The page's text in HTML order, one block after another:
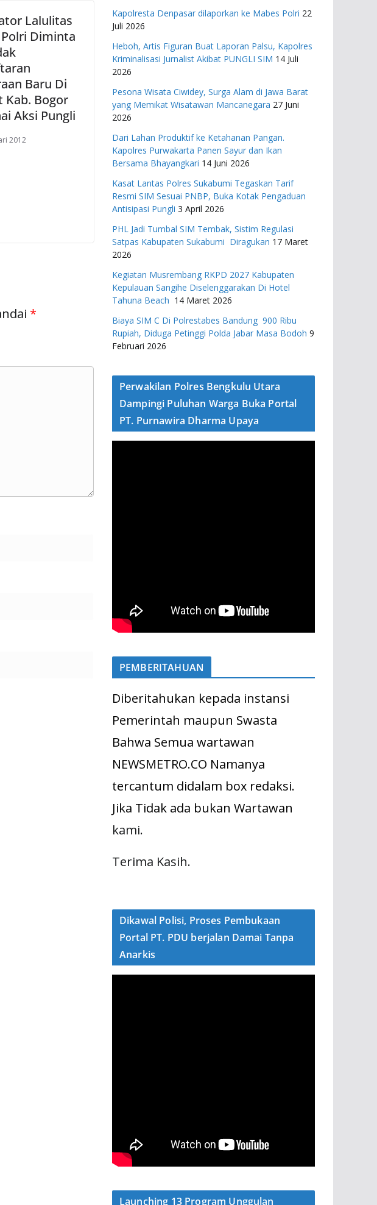
Lalulitas
Diminta
Baru Di
Kab. Bogor
Aksi Pungli
2012
*
Kapolresta Denpasar dilaporkan ke Mabes Polri 22
Juli 2026
Heboh, Artis Figuran Buat Laporan Palsu, Kapolres
Kriminalisasi Jurnalist Akibat PUNGLI SIM 14 Juli
2026
Pesona Wisata Ciwidey, Surga Alam di Jawa Barat
yang Memikat Wisatawan Mancanegara 27 Juni
2026
Dari Lahan Produktif ke Ketahanan Pangan.
Kapolres Purwakarta Panen Sayur dan Ikan
Bersama Bhayangkari 14 Juni 2026
Kasat Lantas Polres Sukabumi Tegaskan Tarif
Resmi SIM Sesuai PNBP, Buka Kotak Pengaduan
Antisipasi Pungli 3 April 2026
PHL Jadi Tumbal SIM Tembak, Sistim Regulasi
Satpas Kabupaten Sukabumi Diragukan 17 Maret
2026
Kegiatan Musrembang RKPD 2027 ​Kabupaten
Kepulauan Sangihe Diselenggarakan Di Hotel
Tahuna Beach 14 Maret 2026
Biaya SIM C Di Polrestabes Bandung 900 Ribu
Rupiah, Diduga Petinggi Polda Jabar Masa Bodoh 9
Februari 2026
Perwakilan Polres Bengkulu Utara
Dampingi Puluhan Warga Buka Portal
PT. Purnawira Dharma Upaya
PEMBERITAHUAN
Diberitahukan kepada instansi
Pemerintah maupun Swasta
Bahwa Semua wartawan
NEWSMETRO.CO Namanya
tercantum didalam box redaksi.
Jika Tidak ada bukan Wartawan
kami.
Terima Kasih.
Dikawal Polisi, Proses Pembukaan
Portal PT. PDU berjalan Damai Tanpa
Anarkis
Launching 13 Program Unggulan